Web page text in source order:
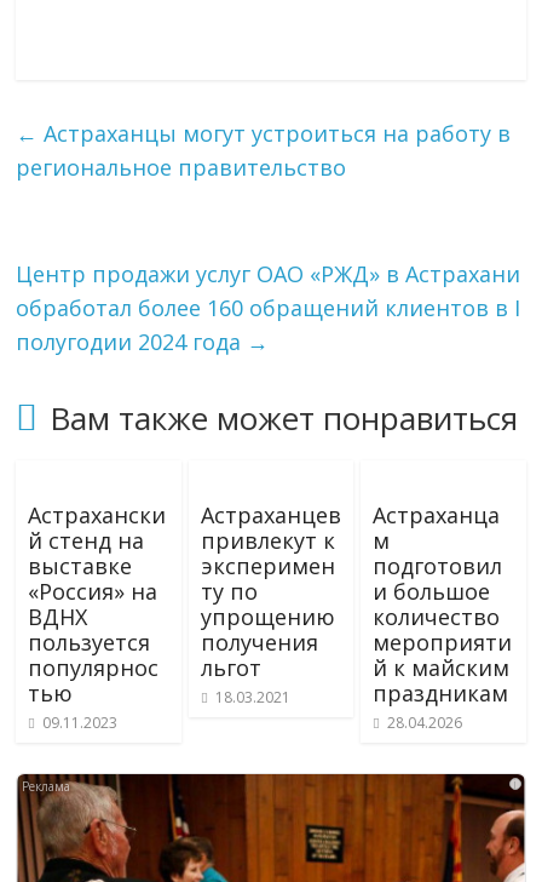
← Астраханцы могут устроиться на работу в
региональное правительство
Центр продажи услуг ОАО «РЖД» в Астрахани
обработал более 160 обращений клиентов в I
полугодии 2024 года →
Вам также может понравиться
Астрахански
й стенд на
выставке
«Россия» на
ВДНХ
пользуется
популярнос
тью
09.11.2023
Астраханцев
привлекут к
эксперимен
ту по
упрощению
получения
льгот
18.03.2021
Астраханца
м
подготовил
и большое
количество
мероприяти
й к майским
праздникам
28.04.2026
i